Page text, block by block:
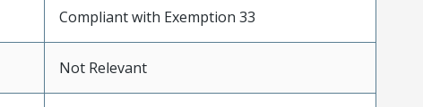
Compliant with Exemption 33
Not Relevant